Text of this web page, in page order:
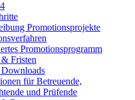
Promotionsprojekte
Promotionsprogramm
Fristen
für Betreuende,
und Prüfende